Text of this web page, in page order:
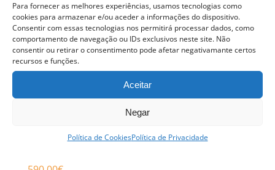
Para fornecer as melhores experiências, usamos tecnologias como
cookies para armazenar e/ou aceder a informações do dispositivo.
Consentir com essas tecnologias nos permitirá processar dados, como
comportamento de navegação ou IDs exclusivos neste site. Não
consentir ou retirar o consentimento pode afetar negativamante certos
recursos e funções.
Aceitar
Negar
Política de CookiesPolítica de Privacidade